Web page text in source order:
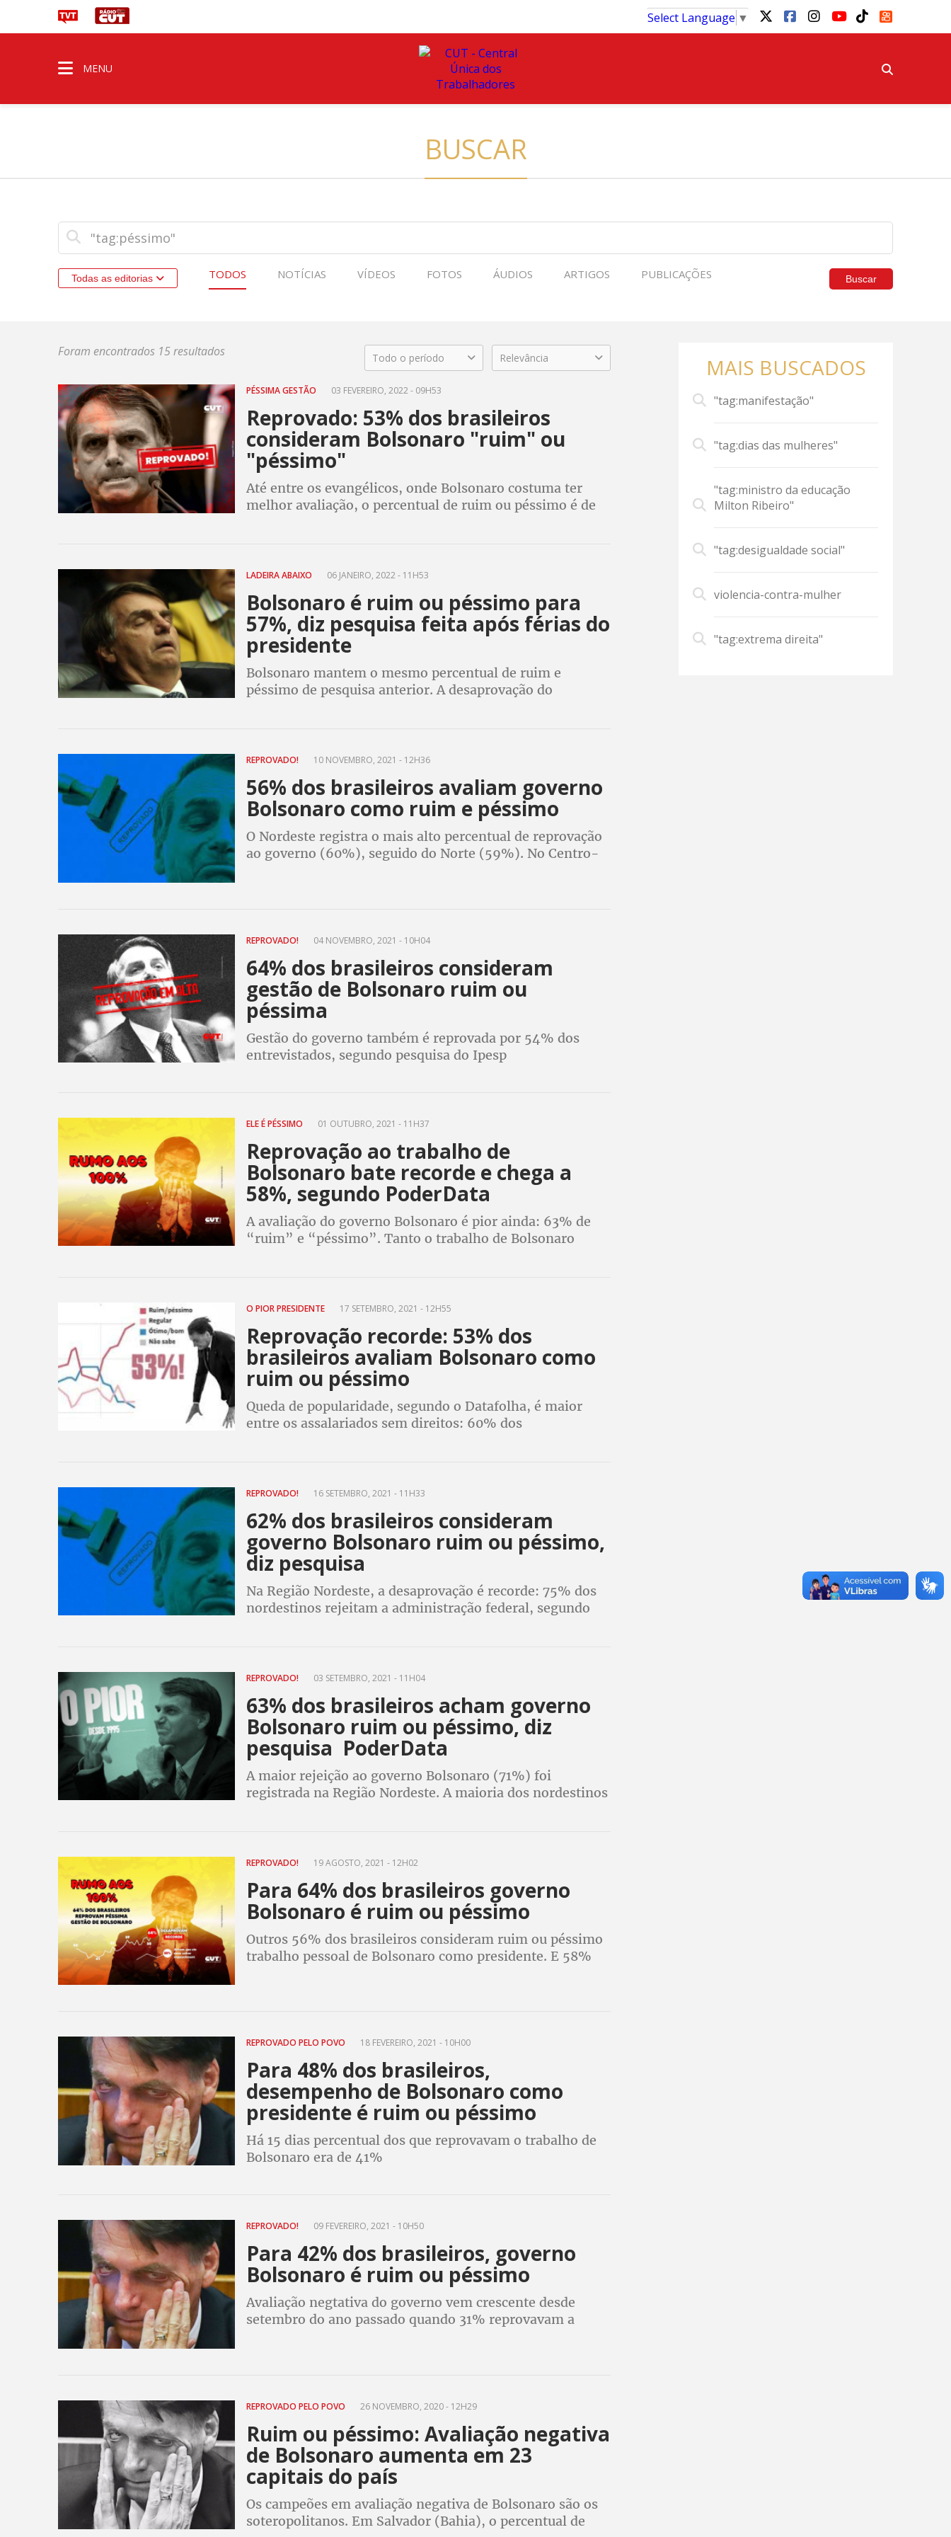
Select Language ▼
MENU
BUSCAR
Todas as editorias TODOS NOTÍCIAS VÍDEOS FOTOS ÁUDIOS ARTIGOS PUBLICAÇÕES Buscar
Foram encontrados 15 resultados Todo o período Relevância
PÉSSIMA GESTÃO 03 FEVEREIRO, 2022 - 09H53
Reprovado: 53% dos brasileiros
consideram Bolsonaro "ruim" ou
"péssimo"
Até entre os evangélicos, onde Bolsonaro costuma ter
melhor avaliação, o percentual de ruim ou péssimo é de
LADEIRA ABAIXO 06 JANEIRO, 2022 - 11H53
Bolsonaro é ruim ou péssimo para
57%, diz pesquisa feita após férias do
presidente
Bolsonaro mantem o mesmo percentual de ruim e
péssimo de pesquisa anterior. A desaprovação do
REPROVADO! 10 NOVEMBRO, 2021 - 12H36
56% dos brasileiros avaliam governo
Bolsonaro como ruim e péssimo
O Nordeste registra o mais alto percentual de reprovação
ao governo (60%), seguido do Norte (59%). No Centro-
REPROVADO! 04 NOVEMBRO, 2021 - 10H04
64% dos brasileiros consideram
gestão de Bolsonaro ruim ou
péssima
Gestão do governo também é reprovada por 54% dos
entrevistados, segundo pesquisa do Ipesp
ELE É PÉSSIMO 01 OUTUBRO, 2021 - 11H37
Reprovação ao trabalho de
Bolsonaro bate recorde e chega a
58%, segundo PoderData
A avaliação do governo Bolsonaro é pior ainda: 63% de
“ruim” e “péssimo”. Tanto o trabalho de Bolsonaro
O PIOR PRESIDENTE 17 SETEMBRO, 2021 - 12H55
Reprovação recorde: 53% dos
brasileiros avaliam Bolsonaro como
ruim ou péssimo
Queda de popularidade, segundo o Datafolha, é maior
entre os assalariados sem direitos: 60% dos
REPROVADO! 16 SETEMBRO, 2021 - 11H33
62% dos brasileiros consideram
governo Bolsonaro ruim ou péssimo,
diz pesquisa
Na Região Nordeste, a desaprovação é recorde: 75% dos
nordestinos rejeitam a administração federal, segundo
REPROVADO! 03 SETEMBRO, 2021 - 11H04
63% dos brasileiros acham governo
Bolsonaro ruim ou péssimo, diz
pesquisa PoderData
A maior rejeição ao governo Bolsonaro (71%) foi
registrada na Região Nordeste. A maioria dos nordestinos
REPROVADO! 19 AGOSTO, 2021 - 12H02
Para 64% dos brasileiros governo
Bolsonaro é ruim ou péssimo
Outros 56% dos brasileiros consideram ruim ou péssimo
trabalho pessoal de Bolsonaro como presidente. E 58%
REPROVADO PELO POVO 18 FEVEREIRO, 2021 - 10H00
Para 48% dos brasileiros,
desempenho de Bolsonaro como
presidente é ruim ou péssimo
Há 15 dias percentual dos que reprovavam o trabalho de
Bolsonaro era de 41%
REPROVADO! 09 FEVEREIRO, 2021 - 10H50
Para 42% dos brasileiros, governo
Bolsonaro é ruim ou péssimo
Avaliação negtativa do governo vem crescente desde
setembro do ano passado quando 31% reprovavam a
REPROVADO PELO POVO 26 NOVEMBRO, 2020 - 12H29
Ruim ou péssimo: Avaliação negativa
de Bolsonaro aumenta em 23
capitais do país
Os campeões em avaliação negativa de Bolsonaro são os
soteropolitanos. Em Salvador (Bahia), o percentual de
MAIS BUSCADOS
"tag:manifestação"
"tag:dias das mulheres"
"tag:ministro da educação
Milton Ribeiro"
"tag:desigualdade social"
violencia-contra-mulher
"tag:extrema direita"